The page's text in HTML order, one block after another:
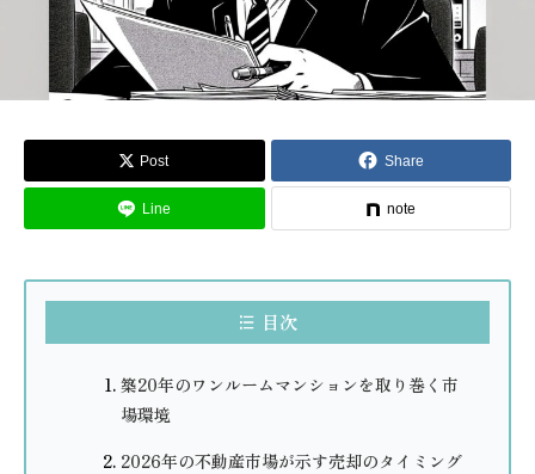
Post Share
Line note
目次
築20年のワンルームマンションを取り巻く市
場環境
2026年の不動産市場が示す売却のタイミング